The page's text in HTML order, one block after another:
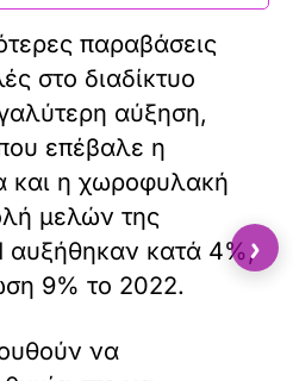
του Ισραήλ να
το χάρτη»
την ζωή του
Ντόναλντ
κατά του
θέλει κατάπαυση
›